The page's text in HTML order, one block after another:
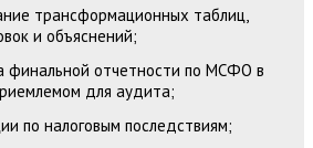
трансформационных таблиц,
и объяснений;
финальной отчетности по МСФО в
для аудита;
по налоговым последствиям;